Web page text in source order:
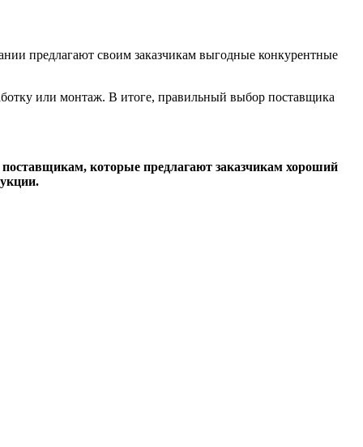
предлагают своим заказчикам выгодные конкурентные
или монтаж. В итоге, правильный выбор поставщика
которые предлагают заказчикам хороший